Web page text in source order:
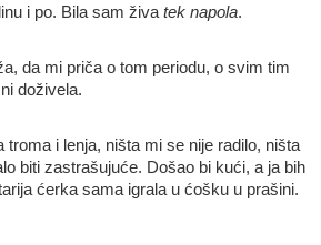
i po. Bila sam živa tek napola.
da mi priča o tom periodu, o svim tim
doživela.
i lenja, ništa mi se nije radilo, ništa
biti zastrašujuće. Došao bi kući, a ja bih
ćerka sama igrala u ćošku u prašini.